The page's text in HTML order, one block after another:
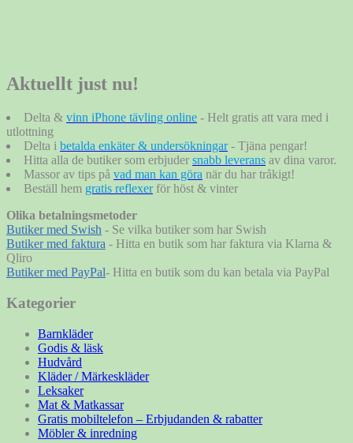
Aktuellt just nu!
Delta & vinn iPhone tävling online - Helt gratis att vara med i
utlottning
Delta i betalda enkäter & undersökningar - Tjäna pengar!
Hitta alla de butiker som erbjuder snabb leverans av dina varor.
Massor av tips på vad man kan göra när du har tråkigt!
Beställ hem gratis reflexerför höst & vinter
Olika betalningsmetoder
Butiker med Swish - Se vilka butiker som har Swish
Butiker med faktura - Hitta en butik som har faktura via Klarna &
Qliro
Butiker med PayPal- Hitta en butik som du kan betala via PayPal
Kategorier
Barnkläder
Godis & läsk
Hudvård
Kläder / Märkeskläder
Leksaker
Mat & Matkassar
Gratis mobiltelefon – Erbjudanden & rabatter
Möbler & inredning